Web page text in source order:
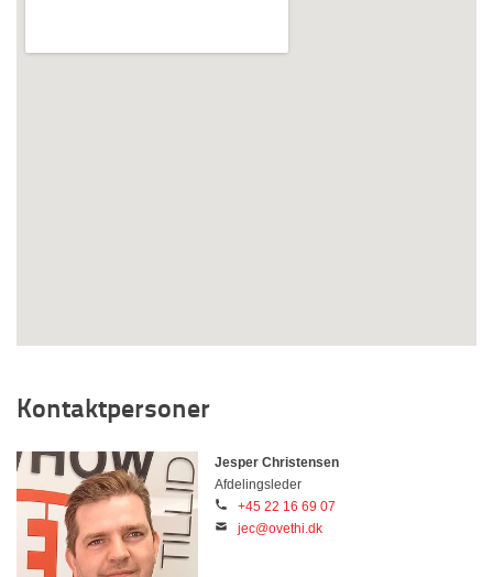
Kontaktpersoner
Jesper Christensen
Afdelingsleder
+45 22 16 69 07
jec@ovethi.dk